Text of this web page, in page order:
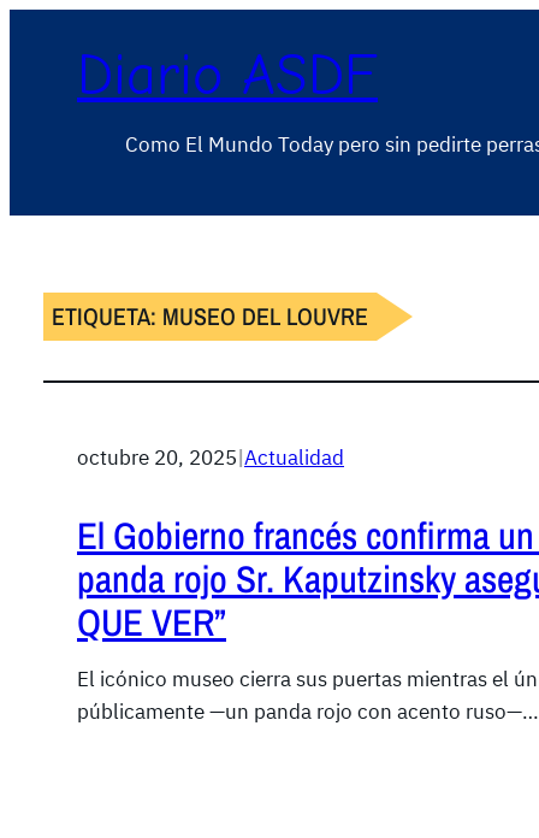
Diario ASDF
Como El Mundo Today pero sin pedirte
ETIQUETA: MUSEO DEL LOUVRE
octubre 20, 2025|Actualidad
El Gobierno francés confirma
panda rojo Sr. Kaputzinsky
QUE VER”
El icónico museo cierra sus puertas mientras el
públicamente —un panda rojo con acento